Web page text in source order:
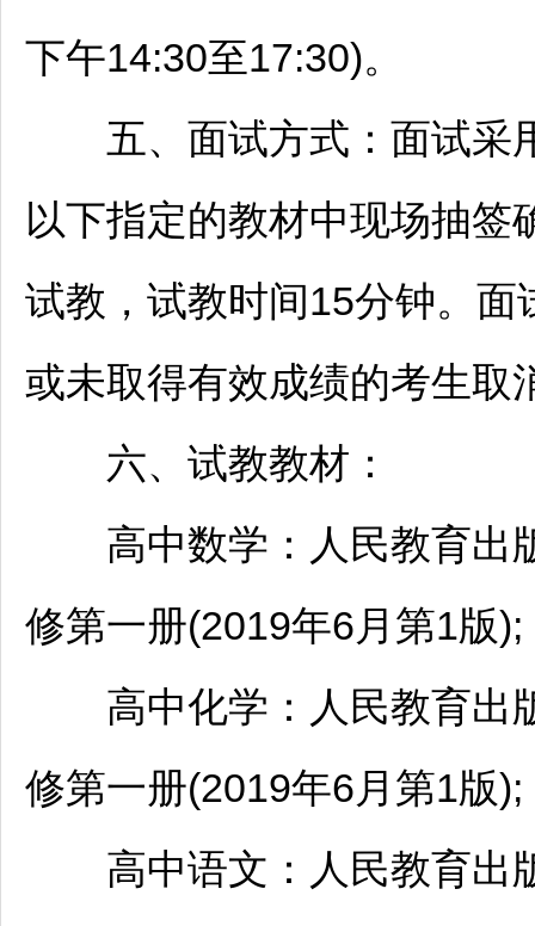
下午14:30至17:30)。
五、面试方式：面试采
以下指定的教材中现场抽
试教，试教时间15分钟。
或未取得有效成绩的考生取
六、试教教材：
高中数学：人民教育出
修第一册(2019年6月第1版);
高中化学：人民教育出
修第一册(2019年6月第1版);
高中语文：人民教育出